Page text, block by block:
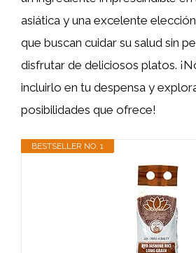
asiática y una excelente
que buscan cuidar su salud sin
disfrutar de deliciosos platos.
incluirlo en tu despensa y
posibilidades que ofrece!
BESTSELLER NO. 1